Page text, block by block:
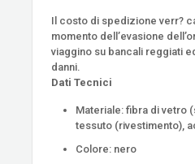
Il costo di spedizione verr?
momento dell’evasione
viaggino su bancali reggiati
danni.
Dati Tecnici
Materiale: fibra di vetro
tessuto (rivestimento),
Colore: nero